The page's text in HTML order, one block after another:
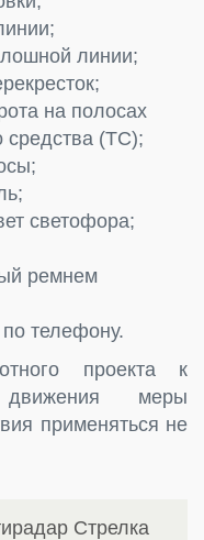
линии;
на полосах
средства (ТС);
светофора;
ремнем
по телефону.
проекта к
движения меры
применяться не
Стрелка